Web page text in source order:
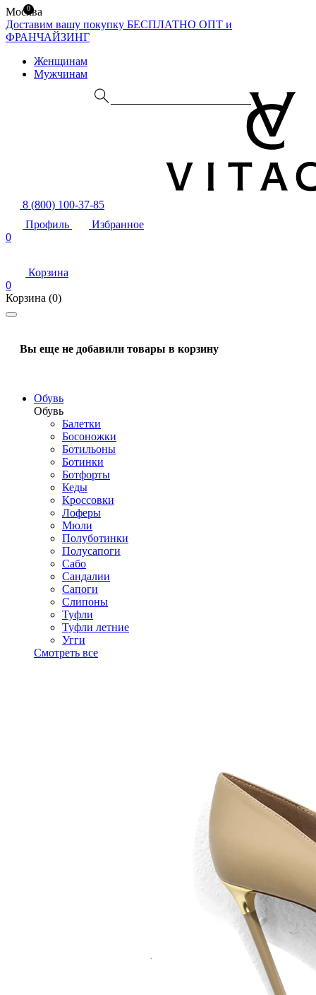
Москва
Доставим вашу покупку БЕСПЛАТНО ОПТ и
ФРАНЧАЙЗИНГ
Женщинам
Мужчинам
8 (800) 100-37-85
Профиль
Избранное
0
Корзина
0
Корзина (0)
Вы еще не добавили товары в корзину
Обувь
Обувь
Балетки
Босоножки
Ботильоны
Ботинки
Ботфорты
Кеды
Кроссовки
Лоферы
Мюли
Полуботинки
Полусапоги
Сабо
Сандалии
Сапоги
Слипоны
Туфли
Туфли летние
Угги
Смотреть все
0